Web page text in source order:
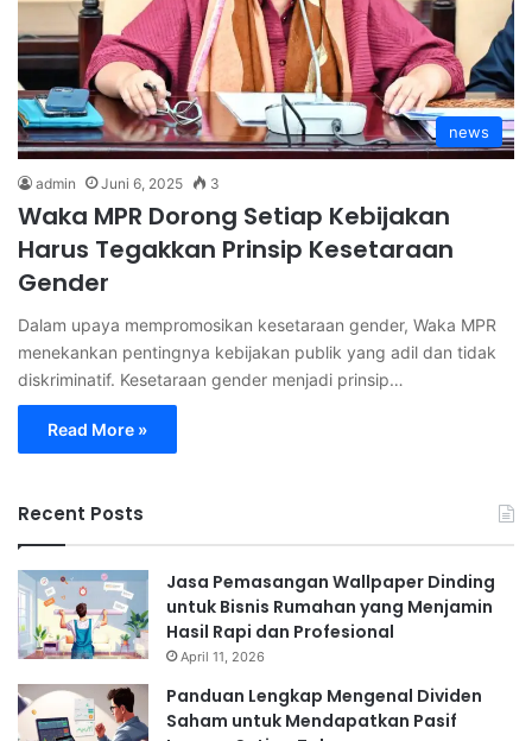
news
admin Juni 6, 2025 3
Waka MPR Dorong Setiap Kebijakan
Harus Tegakkan Prinsip Kesetaraan
Gender
Dalam upaya mempromosikan kesetaraan gender, Waka MPR
menekankan pentingnya kebijakan publik yang adil dan tidak
diskriminatif. Kesetaraan gender menjadi prinsip…
Read More »
Recent Posts
Jasa Pemasangan Wallpaper Dinding
untuk Bisnis Rumahan yang Menjamin
Hasil Rapi dan Profesional
April 11, 2026
Panduan Lengkap Mengenal Dividen
Saham untuk Mendapatkan Pasif